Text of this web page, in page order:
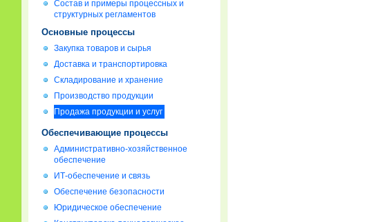
Состав и примеры процессных и
структурных регламентов
Основные процессы
Закупка товаров и сырья
Доставка и транспортировка
Складирование и хранение
Производство продукции
Продажа продукции и услуг
Обеспечивающие процессы
Административно-хозяйственное
обеспечение
ИТ-обеспечение и связь
Обеспечение безопасности
Юридическое обеспечение